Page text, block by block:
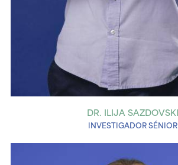
DR. ILIJA SAZDOVSKI
INVESTIGADOR SÉNIOR